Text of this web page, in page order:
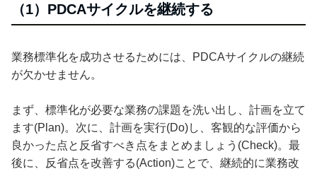
（1）PDCAサイクルを継続する
業務標準化を成功させるためには、PDCAサイクルの継続
が欠かせません。
まず、標準化が必要な業務の課題を洗い出し、計画を立て
ます(Plan)。次に、計画を実行(Do)し、客観的な評価から
良かった点と反省すべき点をまとめましょう(Check)。最
後に、反省点を改善する(Action)ことで、継続的に業務改